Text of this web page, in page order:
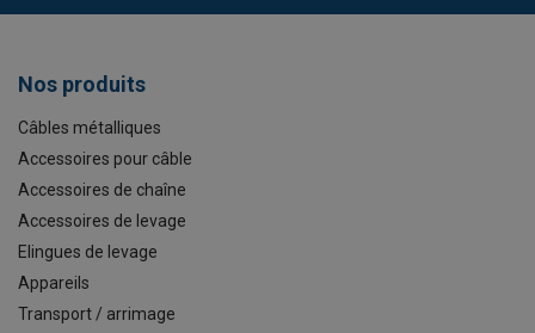
Nos produits
Câbles métalliques
Accessoires pour câble
Accessoires de chaîne
Accessoires de levage
Elingues de levage
Appareils
Transport / arrimage